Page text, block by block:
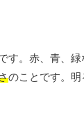
す。赤、青、緑
のことです。